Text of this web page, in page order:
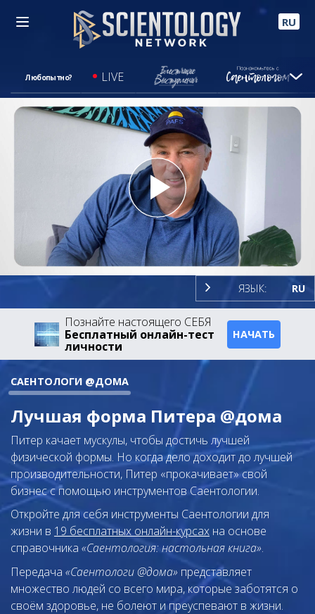
RU
Любопытно? LIVE
Play
Video
ЯЗЫК: RU
Познайте настоящего СЕБЯ
Бесплатный онлайн-тест
личности
НАЧАТЬ
САЕНТОЛОГИ @ДОМА
Лучшая форма Питера @дома
Питер качает мускулы, чтобы достичь лучшей
физической формы. Но когда дело доходит до лучшей
производительности, Питер «прокачивает» свой
бизнес с помощью инструментов Саентологии.
Откройте для себя инструменты Саентологии для
жизни в 19 бесплатных онлайн-курсах на основе
справочника «Саентология: настольная книга».
Передача «Саентологи @дома» представляет
множество людей со всего мира, которые заботятся о
своём здоровье, не болеют и преуспевают в жизни.